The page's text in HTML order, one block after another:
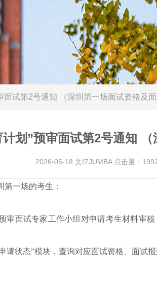
面试第2号通知 （深圳第一场面试资格及面
划”预审面试第2号通知 （
2026-05-18 文/ZJUMBA 点击量：
第一场的考生：
审面试专家工作小组对申请考生材料审
状态”模块，查询对应面试资格、面试报